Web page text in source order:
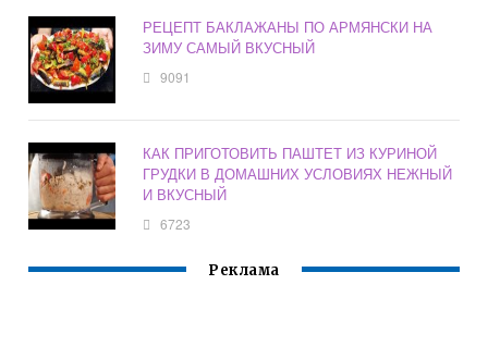
РЕЦЕПТ БАКЛАЖАНЫ ПО АРМЯНСКИ НА
ЗИМУ САМЫЙ ВКУСНЫЙ
9091
КАК ПРИГОТОВИТЬ ПАШТЕТ ИЗ КУРИНОЙ
ГРУДКИ В ДОМАШНИХ УСЛОВИЯХ НЕЖНЫЙ
И ВКУСНЫЙ
6723
Реклама